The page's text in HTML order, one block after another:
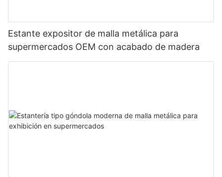
Estante expositor de malla metálica para
supermercados OEM con acabado de madera